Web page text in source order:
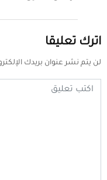
اترك تعليقا
لن يتم نشر عنوان بريدك